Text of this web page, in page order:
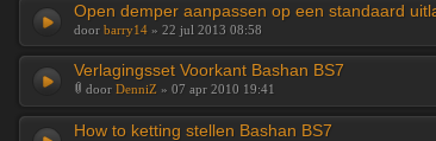
Open demper aanpassen op een standaard
door barry14 » 22 jul 2013 08:58
Verlagingsset Voorkant Bashan BS7
door DenniZ » 07 apr 2010 19:41
How to ketting stellen Bashan BS7